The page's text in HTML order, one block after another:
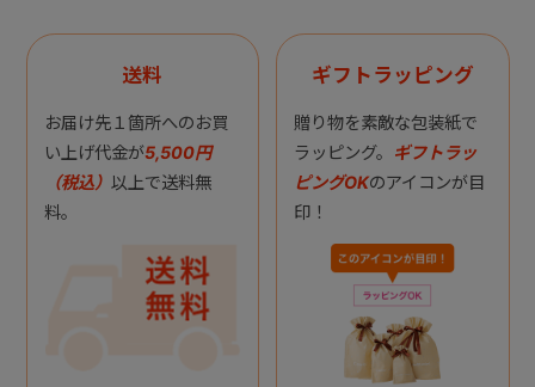
送料
お届け先１箇所へのお買
い上げ代金が5,500円
（税込） 以上で送料無
料。
ギフトラッピング
贈り物を素敵な包装紙で
ラッピング。 ギフトラッ
ピングOKのアイコンが目
印！